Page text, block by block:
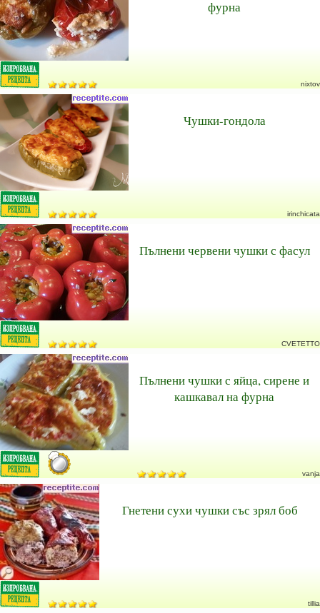
фурна
nixtov
Чушки-гондола
irinchicata
Пълнени червени чушки с фасул
CVETETTO
Пълнени чушки с яйца, сирене и
кашкавал на фурна
vanja
Гнетени сухи чушки със зрял боб
tillia